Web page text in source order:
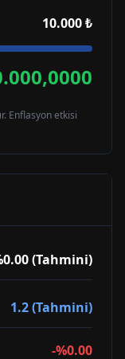
10.000 ₺
Enflasyon etkisi
(Tahmini)
1.2 (Tahmini)
-%0.00